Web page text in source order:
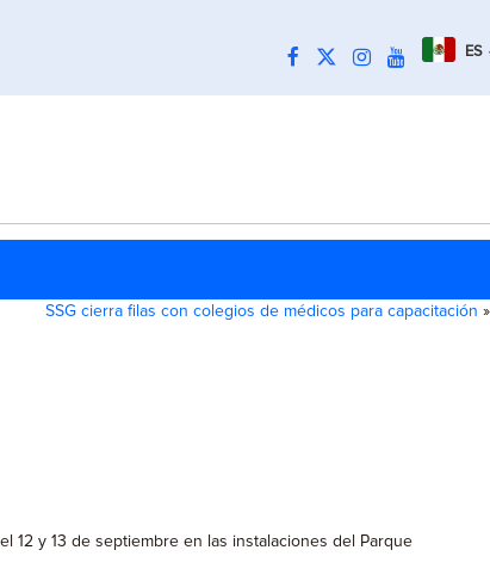
ES
SSG cierra filas con colegios de médicos para capacitación »
12 y 13 de septiembre en las instalaciones del Parque